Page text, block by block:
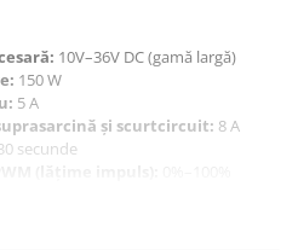
10V–36V DC (gamă largă)
150 W
5 A
și scurtcircuit: 8 A
secunde